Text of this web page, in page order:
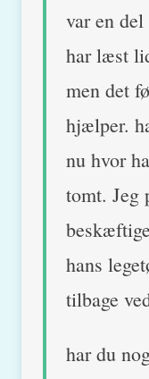
var en
har læst
men det
hjælper.
nu hvor
tomt. Jeg
hans
tilbage
har du